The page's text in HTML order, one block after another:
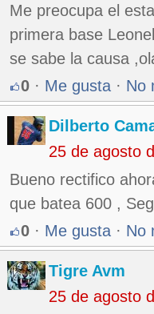
Me preocupa el
primera base
se sabe la causa
0 · Me gusta · No
Dilberto
25 de agosto
Bueno rectifico
que batea 600 ,
0 · Me gusta · No
Tigre Avm
25 de agosto